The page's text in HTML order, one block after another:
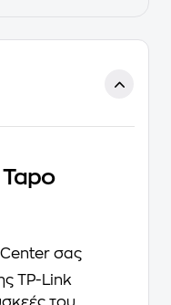
Tapo
Center σας
TP-Link